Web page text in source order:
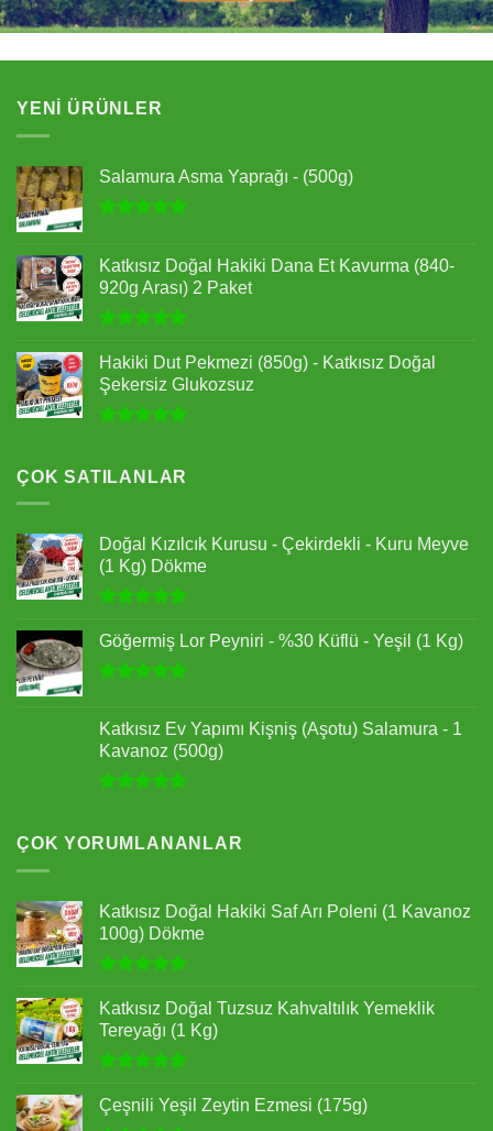
YENI ÜRÜNLER
Salamura Asma Yaprağı - (500g)
aldı
Katkısız Doğal Hakiki Dana Et Kavurma (840-
920g Arası) 2 Paket
5.00oy
aldı
Hakiki Dut Pekmezi (850g) - Katkısız Doğal
Şekersiz Glukozsuz
aldı
ÇOK SATILANLAR
Doğal Kızılcık Kurusu - Çekirdekli - Kuru Meyve
(1 Kg) Dökme
4.91oy
Göğermiş Lor Peyniri - %30 Küflü - Yeşil (1 Kg)
aldı
Katkısız Ev Yapımı Kişniş (Aşotu) Salamura - 1
Kavanoz (500g)
aldı
ÇOK YORUMLANANLAR
Katkısız Doğal Hakiki Saf Arı Poleni (1 Kavanoz
100g) Dökme
5.00oy
aldı
Katkısız Doğal Tuzsuz Kahvaltılık Yemeklik
Tereyağı (1 Kg)
5.00oy
aldı
Çeşnili Yeşil Zeytin Ezmesi (175g)